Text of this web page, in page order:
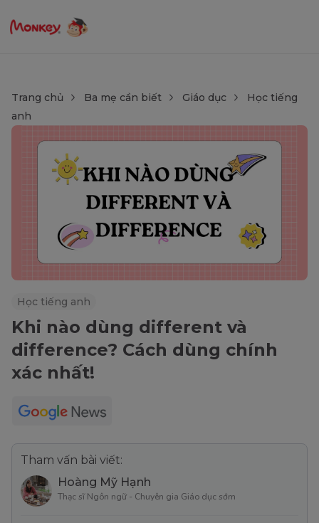
Trang chủ Ba mẹ cần biết Giáo dục
Học tiếng
anh
Học tiếng anh
Khi nào dùng different và
difference? Cách dùng chính
xác nhất!
Tham vấn bài viết:
Hoàng Mỹ Hạnh
Thạc sĩ Ngôn ngữ - Chuyên gia Giáo dục sớm